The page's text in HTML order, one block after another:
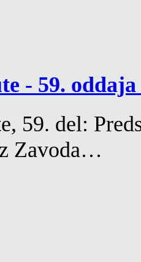
- 59. oddaja
59. del:
Zavoda…